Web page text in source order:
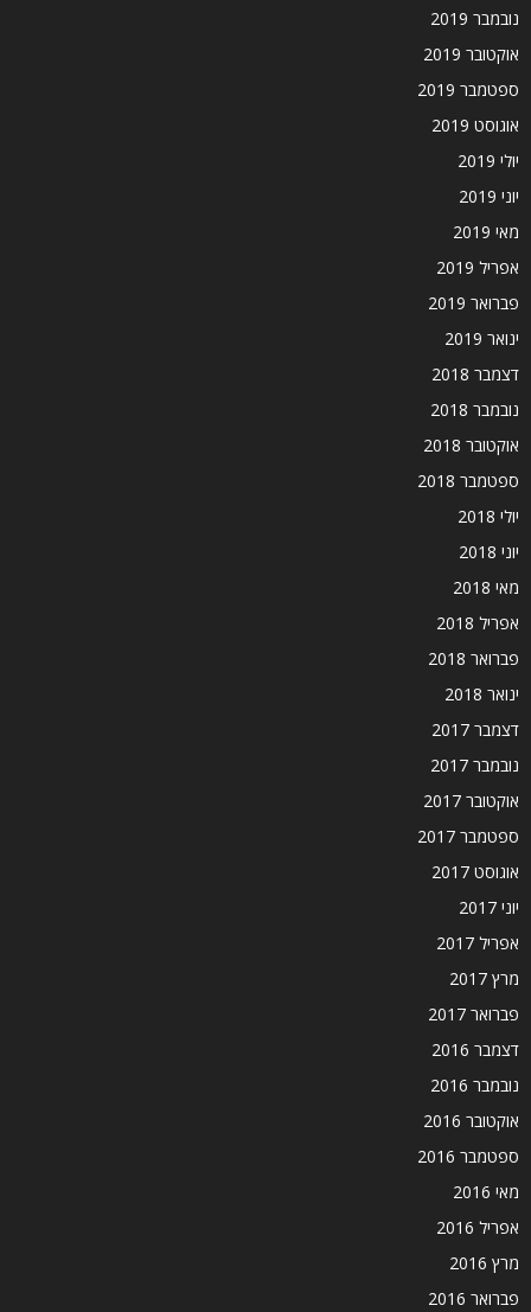
נובמבר 2019
אוקטובר 2019
ספטמבר 2019
אוגוסט 2019
יולי 2019
יוני 2019
מאי 2019
אפריל 2019
פברואר 2019
ינואר 2019
דצמבר 2018
נובמבר 2018
אוקטובר 2018
ספטמבר 2018
יולי 2018
יוני 2018
מאי 2018
אפריל 2018
פברואר 2018
ינואר 2018
דצמבר 2017
נובמבר 2017
אוקטובר 2017
ספטמבר 2017
אוגוסט 2017
יוני 2017
אפריל 2017
מרץ 2017
פברואר 2017
דצמבר 2016
נובמבר 2016
אוקטובר 2016
ספטמבר 2016
מאי 2016
אפריל 2016
מרץ 2016
פברואר 2016